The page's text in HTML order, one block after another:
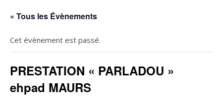
« Tous les Évènements
Cet évènement est passé.
PRESTATION « PARLADOU »
ehpad MAURS